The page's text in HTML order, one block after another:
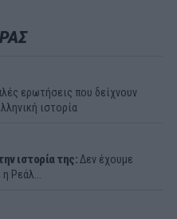
ερωτήσεις που δείχνουν
ιστορία
ιστορία της:Δεν έχουμε
Ρεάλ...